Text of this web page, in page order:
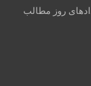
روز مطالب